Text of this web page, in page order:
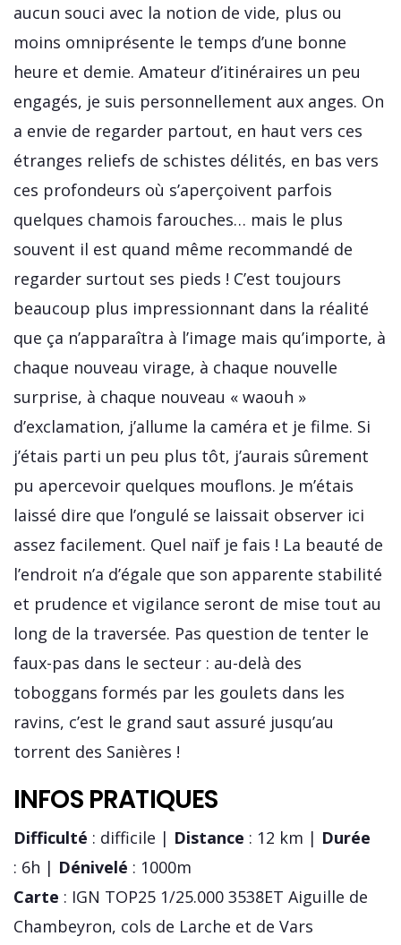
aucun souci avec la notion de vide, plus ou
moins omniprésente le temps d’une bonne
heure et demie. Amateur d’itinéraires un peu
engagés, je suis personnellement aux anges. On
a envie de regarder partout, en haut vers ces
étranges reliefs de schistes délités, en bas vers
ces profondeurs où s’aperçoivent parfois
quelques chamois farouches… mais le plus
souvent il est quand même recommandé de
regarder surtout ses pieds ! C’est toujours
beaucoup plus impressionnant dans la réalité
que ça n’apparaîtra à l’image mais qu’importe, à
chaque nouveau virage, à chaque nouvelle
surprise, à chaque nouveau « waouh »
d’exclamation, j’allume la caméra et je filme. Si
j’étais parti un peu plus tôt, j’aurais sûrement
pu apercevoir quelques mouflons. Je m’étais
laissé dire que l’ongulé se laissait observer ici
assez facilement. Quel naïf je fais ! La beauté de
l’endroit n’a d’égale que son apparente stabilité
et prudence et vigilance seront de mise tout au
long de la traversée. Pas question de tenter le
faux-pas dans le secteur : au-delà des
toboggans formés par les goulets dans les
ravins, c’est le grand saut assuré jusqu’au
torrent des Sanières !
INFOS PRATIQUES
Difficulté : difficile | Distance : 12 km | Durée
: 6h | Dénivelé : 1000m
Carte : IGN TOP25 1/25.000 3538ET Aiguille de
Chambeyron, cols de Larche et de Vars